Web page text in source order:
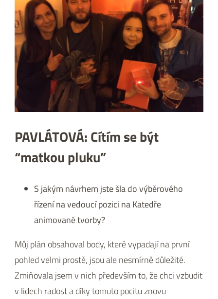
obrázek
PAVLÁTOVÁ: Cítím se být
“matkou pluku”
S jakým návrhem jste šla do výběrového
řízení na vedoucí pozici na Katedře
animované tvorby?
Můj plán obsahoval body, které vypadají na první
pohled velmi prostě, jsou ale nesmírně důležité.
Zmiňovala jsem v nich především to, že chci vzbudit
v lidech radost a díky tomuto pocitu znovu